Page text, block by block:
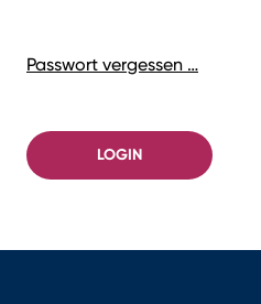
Passwort vergessen …
LOGIN